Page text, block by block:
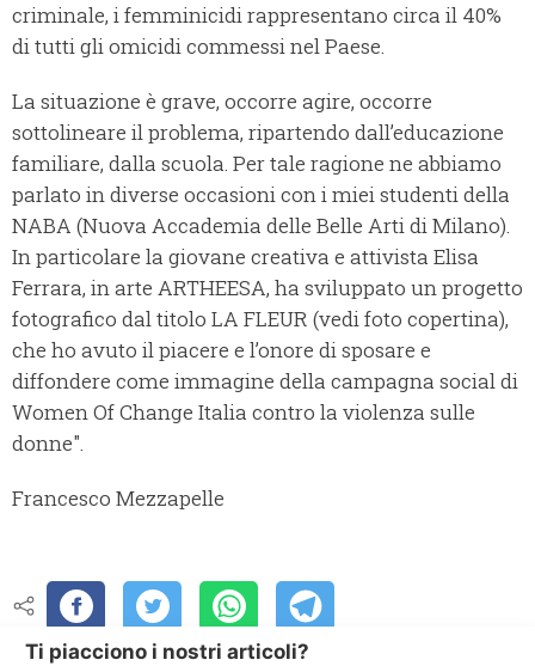
criminale, i femminicidi rappresentano circa il 40%
di tutti gli omicidi commessi nel Paese.
La situazione è grave, occorre agire, occorre
sottolineare il problema, ripartendo dall’educazione
familiare, dalla scuola. Per tale ragione ne abbiamo
parlato in diverse occasioni con i miei studenti della
NABA (Nuova Accademia delle Belle Arti di Milano).
In particolare la giovane creativa e attivista Elisa
Ferrara, in arte ARTHEESA, ha sviluppato un progetto
fotografico dal titolo LA FLEUR (vedi foto copertina),
che ho avuto il piacere e l’onore di sposare e
diffondere come immagine della campagna social di
Women Of Change Italia contro la violenza sulle
donne".
Francesco Mezzapelle
Ti piacciono i nostri articoli?